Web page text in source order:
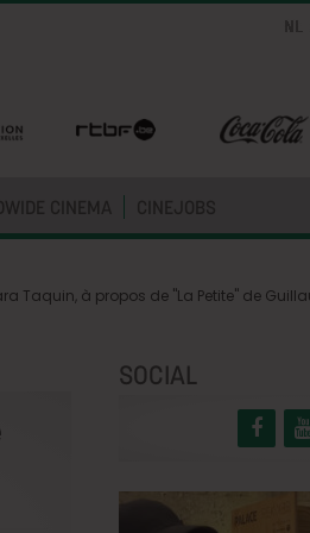
CINEMA CINEJOBS
Taquin, à propos de "La Petite" de
SOCIAL